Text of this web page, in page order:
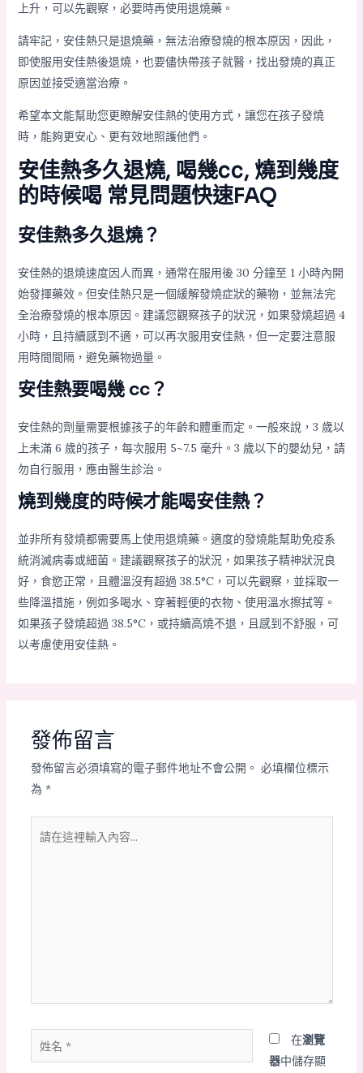
上升，可以先觀察，必要時再使用退燒藥。
請牢記，安佳熱只是退燒藥，無法治療發燒的根本原因，因此，
即使服用安佳熱後退燒，也要儘快帶孩子就醫，找出發燒的真正
原因並接受適當治療。
希望本文能幫助您更瞭解安佳熱的使用方式，讓您在孩子發燒
時，能夠更安心、更有效地照護他們。
安佳熱多久退燒, 喝幾cc, 燒到幾度
的時候喝 常見問題快速FAQ
安佳熱多久退燒？
安佳熱的退燒速度因人而異，通常在服用後 30 分鐘至 1 小時內開
始發揮藥效。但安佳熱只是一個緩解發燒症狀的藥物，並無法完
全治療發燒的根本原因。建議您觀察孩子的狀況，如果發燒超過 4
小時，且持續感到不適，可以再次服用安佳熱，但一定要注意服
用時間間隔，避免藥物過量。
安佳熱要喝幾 cc？
安佳熱的劑量需要根據孩子的年齡和體重而定。一般來說，3 歲以
上未滿 6 歲的孩子，每次服用 5~7.5 毫升。3 歲以下的嬰幼兒，請
勿自行服用，應由醫生診治。
燒到幾度的時候才能喝安佳熱？
並非所有發燒都需要馬上使用退燒藥。適度的發燒能幫助免疫系
統消滅病毒或細菌。建議觀察孩子的狀況，如果孩子精神狀況良
好，食慾正常，且體溫沒有超過 38.5°C，可以先觀察，並採取一
些降溫措施，例如多喝水、穿著輕便的衣物、使用溫水擦拭等。
如果孩子發燒超過 38.5°C，或持續高燒不退，且感到不舒服，可
以考慮使用安佳熱。
發佈留言
發佈留言必須填寫的電子郵件地址不會公開。 必填欄位標示
為 *
在
名
在瀏覽
器中儲存顯